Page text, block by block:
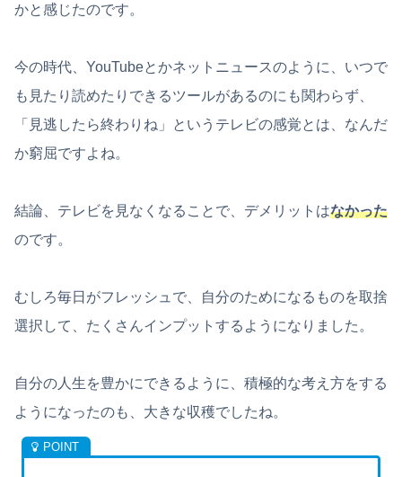
かと感じたのです。
今の時代、YouTubeとかネットニュースのように、いつで
も見たり読めたりできるツールがあるのにも関わらず、
「見逃したら終わりね」というテレビの感覚とは、なんだ
か窮屈ですよね。
結論、テレビを見なくなることで、デメリットはなかった
のです。
むしろ毎日がフレッシュで、自分のためになるものを取捨
選択して、たくさんインプットするようになりました。
自分の人生を豊かにできるように、積極的な考え方をする
ようになったのも、大きな収穫でしたね。